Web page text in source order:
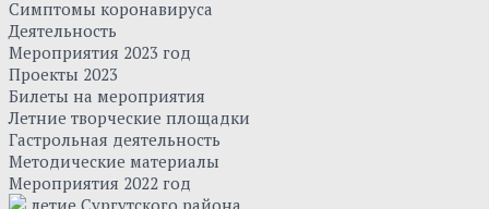
Симптомы коронавируса
Деятельность
Мероприятия 2023 год
Проекты 2023
Билеты на мероприятия
Летние творческие площадки
Гастрольная деятельность
Методические материалы
Мероприятия 2022 год